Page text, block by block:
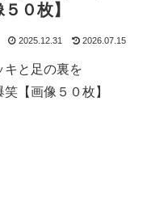
０枚】
2025.12.31 2026.07.15
キと足の裏を
【画像５０枚】